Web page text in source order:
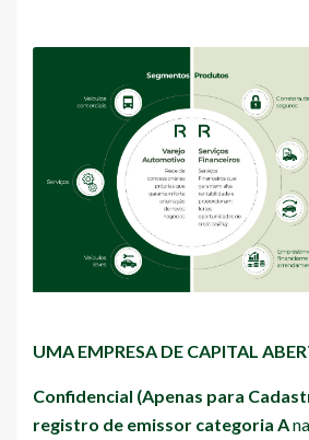
UMA EMPRESA DE CAPITAL
Confidencial (Apenas para
registro de emissor categoria A